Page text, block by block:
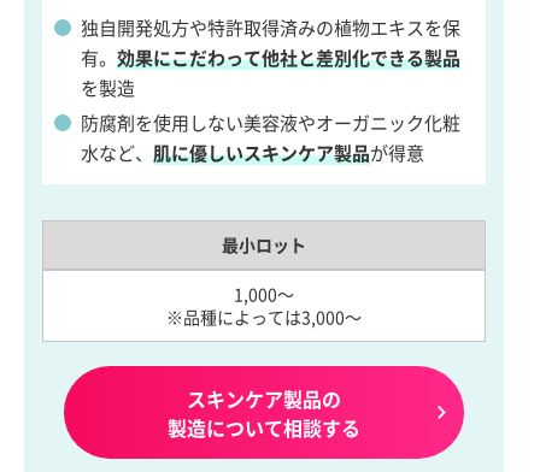
独自開発処方や特許取得済みの植物エキスを保
有。 効果にこだわって他社と差別化できる製品
を製造
防腐剤を使用しない美容液やオーガニック化粧
水など、 肌に優しいスキンケア製品が得意
最小ロット
1,000～
※品種によっては3,000～
スキンケア製品の
製造について相談する